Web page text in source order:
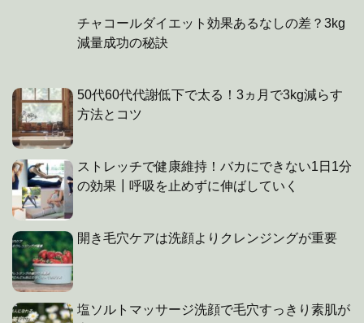
チャコールダイエット効果あるなしの差？3kg
減量成功の秘訣
50代60代代謝低下で太る！3ヵ月で3kg減らす
方法とコツ
ストレッチで健康維持！バカにできない1日1分
の効果┃呼吸を止めずに伸ばしていく
開き毛穴ケアは洗顔よりクレンジングが重要
塩ソルトマッサージ洗顔で毛穴すっきり素肌が